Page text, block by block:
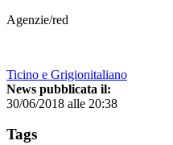
Agenzie/red
Ticino e Grigionitaliano
News pubblicata il:
30/06/2018 alle 20:38
Tags